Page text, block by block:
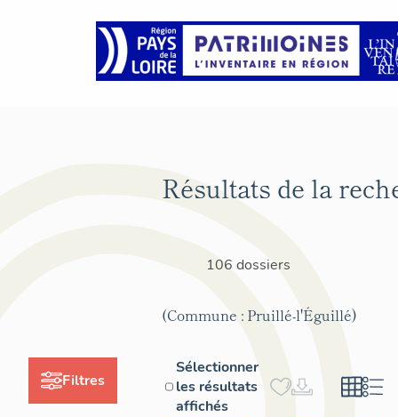
Filtres
Résultats de la
106 dossiers
(Commune : Pruillé-l'Éguillé)
Sélectionner
les résultats
affichés